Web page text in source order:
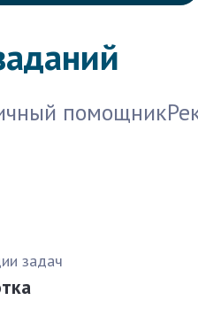
помощник
задач